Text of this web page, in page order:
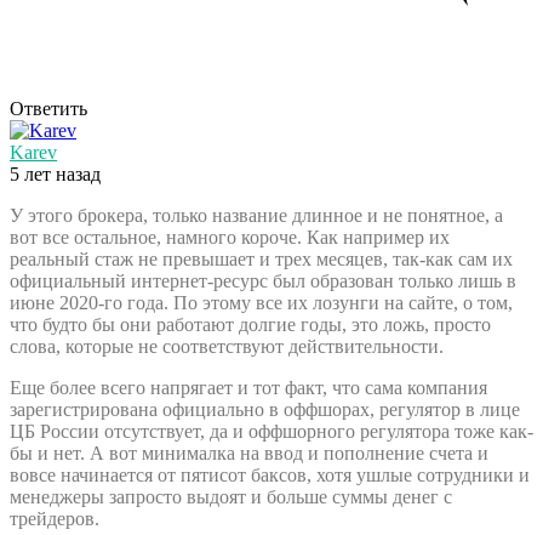
Ответить
Karev
5 лет назад
У этого брокера, только название длинное и не понятное, а
вот все остальное, намного короче. Как например их
реальный стаж не превышает и трех месяцев, так-как сам их
официальный интернет-ресурс был образован только лишь в
июне 2020-го года. По этому все их лозунги на сайте, о том,
что будто бы они работают долгие годы, это ложь, просто
слова, которые не соответствуют действительности.
Еще более всего напрягает и тот факт, что сама компания
зарегистрирована официально в оффшорах, регулятор в лице
ЦБ России отсутствует, да и оффшорного регулятора тоже как-
бы и нет. А вот минималка на ввод и пополнение счета и
вовсе начинается от пятисот баксов, хотя ушлые сотрудники и
менеджеры запросто выдоят и больше суммы денег с
трейдеров.